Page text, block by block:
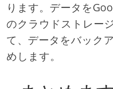
ります。データを
のクラウドストレー
て、データをバック
めします。